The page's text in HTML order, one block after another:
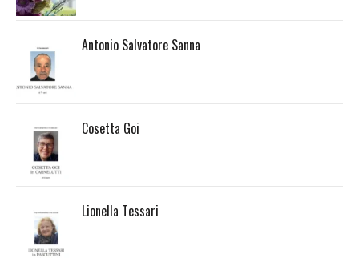
Antonio Salvatore Sanna
Cosetta Goi
Lionella Tessari